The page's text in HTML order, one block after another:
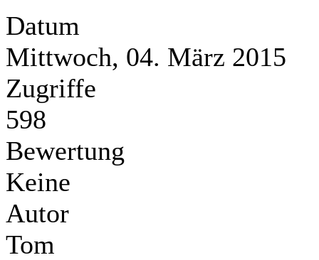
Datum
Mittwoch, 04. März 2015
Zugriffe
598
Bewertung
Keine
Autor
Tom